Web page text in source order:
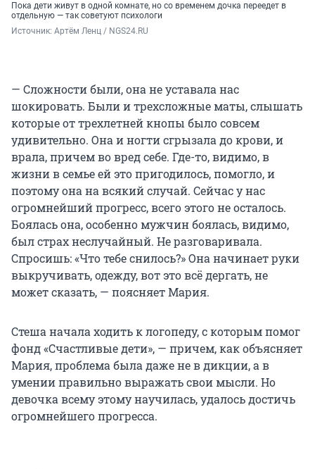
Пока дети живут в одной комнате, но со временем дочка переедет в
отдельную — так советуют психологи
Источник: Артём Ленц / NGS24.RU
— Сложности были, она не уставала нас
шокировать. Были и трехсложные маты, слышать
которые от трехлетней кнопы было совсем
удивительно. Она и ногти сгрызала до крови, и
врала, причем во вред себе. Где-то, видимо, в
жизни в семье ей это пригодилось, помогло, и
поэтому она на всякий случай. Сейчас у нас
огромнейший прогресс, всего этого не осталось.
Боялась она, особенно мужчин боялась, видимо,
был страх неслучайный. Не разговаривала.
Спросишь: «Что тебе снилось?» Она начинает руки
выкручивать, одежду, вот это всё дергать, не
может сказать, — поясняет Мария.
Стеша начала ходить к логопеду, с которым помог
фонд «Счастливые дети», — причем, как объясняет
Мария, проблема была даже не в дикции, а в
умении правильно выражать свои мысли. Но
девочка всему этому научилась, удалось достичь
огромнейшего прогресса.